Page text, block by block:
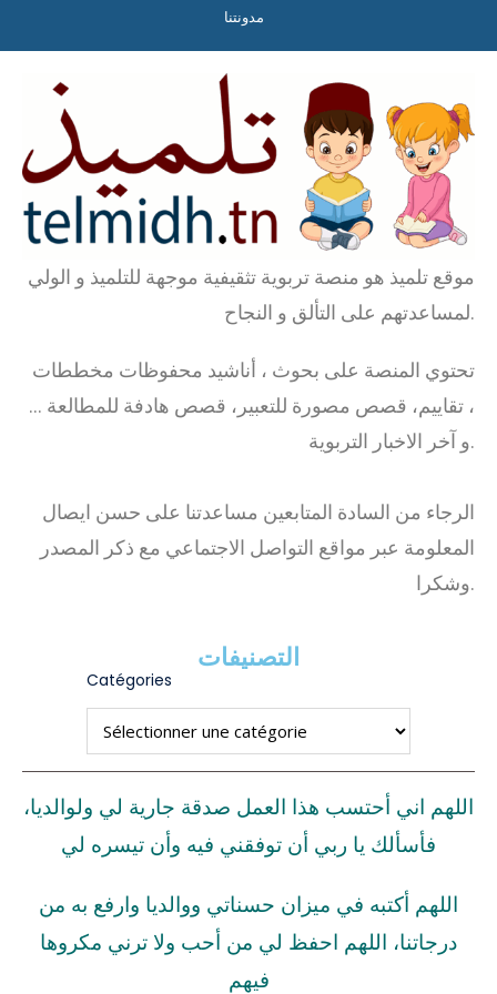
مدونتنا
موقع تلميذ هو منصة تربوية تثقيفية موجهة للتلميذ و الولي
لمساعدتهم على التألق و النجاح.
تحتوي المنصة على بحوث ، أناشيد محفوظات مخططات
، تقاييم، قصص مصورة للتعبير، قصص هادفة للمطالعة …
و آخر الاخبار التربوية.
الرجاء من السادة المتابعين مساعدتنا على حسن ايصال
المعلومة عبر مواقع التواصل الاجتماعي مع ذكر المصدر
وشكرا.
التصنيفات
Catégories
اللهم اني أحتسب هذا العمل صدقة جارية لي ولوالديا،
فأسألك يا ربي أن توفقني فيه وأن تيسره لي
اللهم أكتبه في ميزان حسناتي ووالديا وارفع به من
درجاتنا، اللهم احفظ لي من أحب ولا ترني مكروها
فيهم